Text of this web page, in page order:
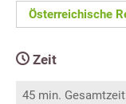
Österreichische
Zeit
45 min. Gesamtzeit